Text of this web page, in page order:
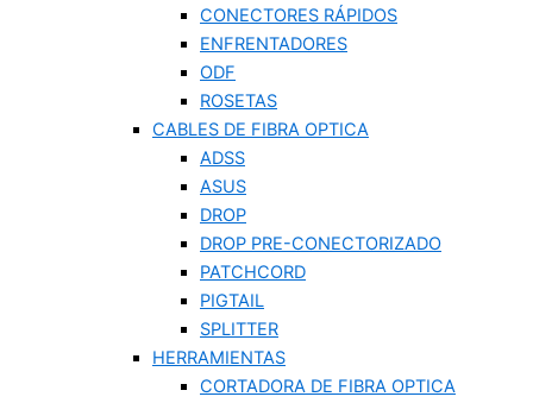
CONECTORES RÁPIDOS
ENFRENTADORES
ODF
ROSETAS
CABLES DE FIBRA OPTICA
ADSS
ASUS
DROP
DROP PRE-CONECTORIZADO
PATCHCORD
PIGTAIL
SPLITTER
HERRAMIENTAS
CORTADORA DE FIBRA OPTICA